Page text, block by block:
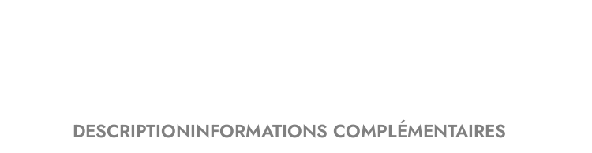
DESCRIPTIONINFORMATIONS COMPLÉMENTAIRES